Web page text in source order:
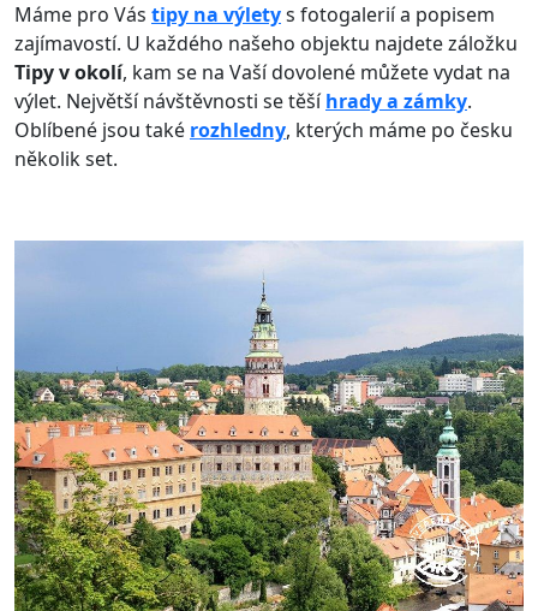
Máme pro Vás tipy na výletys fotogalerií a popisem
zajímavostí. U každého našeho objektu najdete záložku
Tipy v okolí, kam se na Vaší dovolené můžete vydat na
výlet. Největší návštěvnosti se těšíhrady a zámky.
Oblíbené jsou také rozhledny, kterých máme po česku
několik set.